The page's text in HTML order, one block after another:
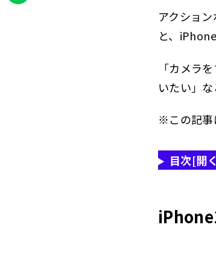
アクショ
と、
「カメラ
いたい」
※この記事
目次[開